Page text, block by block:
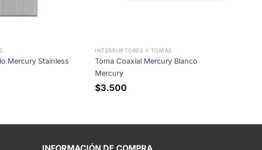
Mercury Stainless
INTERRUPTORES Y TOMAS
Toma Coaxial Mercury Blanco
Mercury
$3.500